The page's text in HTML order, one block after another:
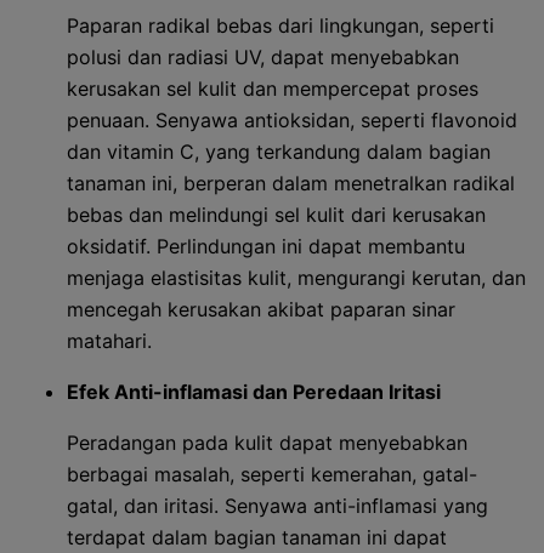
Paparan radikal bebas dari lingkungan, seperti
polusi dan radiasi UV, dapat menyebabkan
kerusakan sel kulit dan mempercepat proses
penuaan. Senyawa antioksidan, seperti flavonoid
dan vitamin C, yang terkandung dalam bagian
tanaman ini, berperan dalam menetralkan radikal
bebas dan melindungi sel kulit dari kerusakan
oksidatif. Perlindungan ini dapat membantu
menjaga elastisitas kulit, mengurangi kerutan, dan
mencegah kerusakan akibat paparan sinar
matahari.
Efek Anti-inflamasi dan Peredaan Iritasi
Peradangan pada kulit dapat menyebabkan
berbagai masalah, seperti kemerahan, gatal-
gatal, dan iritasi. Senyawa anti-inflamasi yang
terdapat dalam bagian tanaman ini dapat